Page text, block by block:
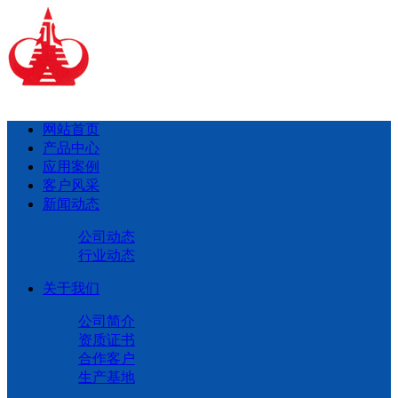
网站首页
产品中心
应用案例
客户风采
新闻动态
公司动态
行业动态
关于我们
公司简介
资质证书
合作客户
生产基地